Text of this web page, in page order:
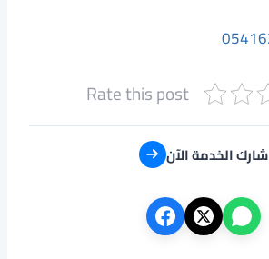
Rate this post
شارك الخدمة الآن